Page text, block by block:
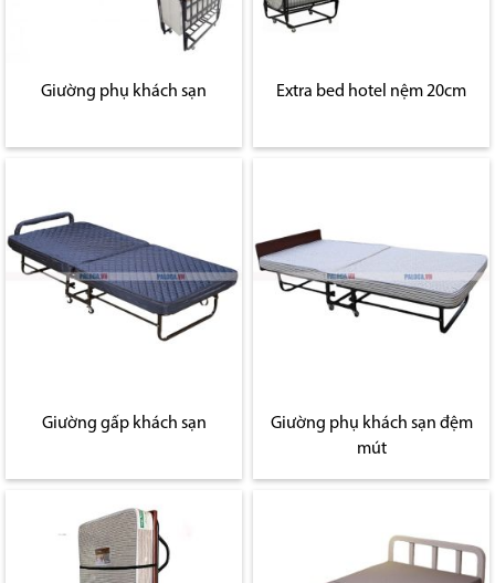
Giường phụ khách sạn Extra bed hotel nệm 20cm
Giường gấp khách sạn
Giường phụ khách sạn đệm
mút